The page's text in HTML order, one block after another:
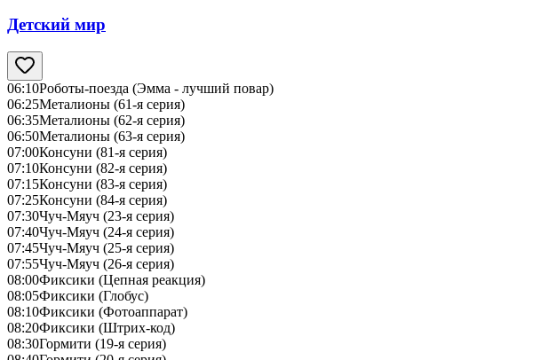
Детский мир
06:10Роботы-поезда (Эмма - лучший повар)
06:25Металионы (61-я серия)
06:35Металионы (62-я серия)
06:50Металионы (63-я серия)
07:00Консуни (81-я серия)
07:10Консуни (82-я серия)
07:15Консуни (83-я серия)
07:25Консуни (84-я серия)
07:30Чуч-Мяуч (23-я серия)
07:40Чуч-Мяуч (24-я серия)
07:45Чуч-Мяуч (25-я серия)
07:55Чуч-Мяуч (26-я серия)
08:00Фиксики (Цепная реакция)
08:05Фиксики (Глобус)
08:10Фиксики (Фотоаппарат)
08:20Фиксики (Штрих-код)
08:30Гормити (19-я серия)